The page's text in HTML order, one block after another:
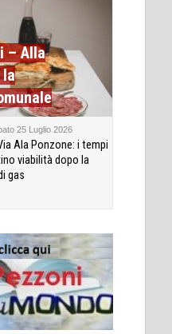
– Alla
la
25 Luglio 2026
Ala Ponzone: i tempi
viabilità dopo la
gas